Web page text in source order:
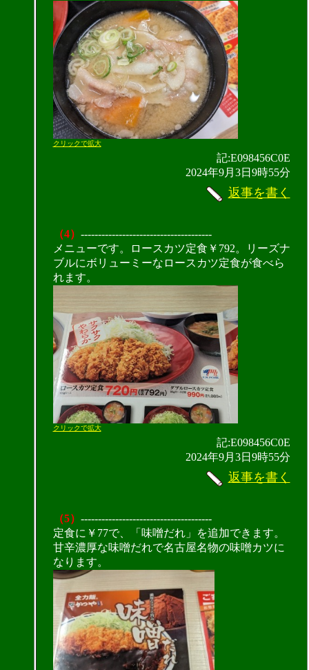
クリックで拡大
記:E098456C0E
2024年9月3日9時55分
返事を書く
（4） --------------------------------------
メニューです。ロースカツ定食￥792。リーズナ
ブルにボリューミーなロースカツ定食が食べら
れます。
クリックで拡大
記:E098456C0E
2024年9月3日9時55分
返事を書く
（5） --------------------------------------
定食に￥77で、「味噌だれ」を追加できます。
甘辛濃厚な味噌だれで名古屋名物の味噌カツに
なります。